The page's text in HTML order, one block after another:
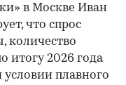
в Москве Иван
что спрос
количество
итогу 2026 года
плавного